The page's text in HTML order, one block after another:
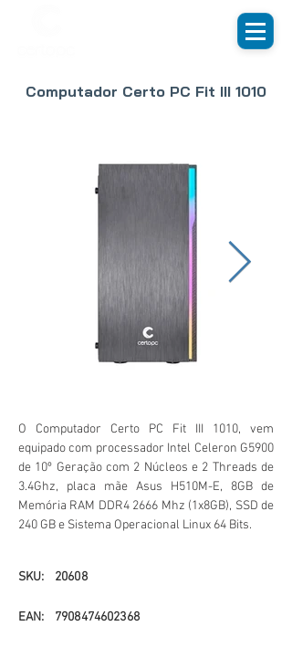
Computador Certo PC Fit III 1010
O Computador Certo PC Fit III 1010, vem
equipado com processador Intel Celeron G5900
de 10º Geração com 2 Núcleos e 2 Threads de
3.4Ghz, placa mãe Asus H510M-E, 8GB de
Memória RAM DDR4 2666 Mhz (1x8GB), SSD de
240 GB e Sistema Operacional Linux 64 Bits.
SKU: 20608
EAN: 7908474602368